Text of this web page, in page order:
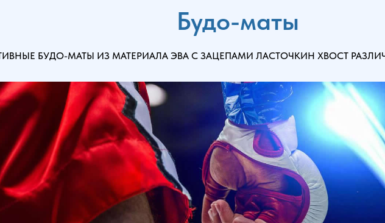
Будо-маты
БУДО-МАТЫ ИЗ МАТЕРИАЛА ЭВА С ЗАЦЕПАМИ ЛАСТОЧКИН ХВОСТ